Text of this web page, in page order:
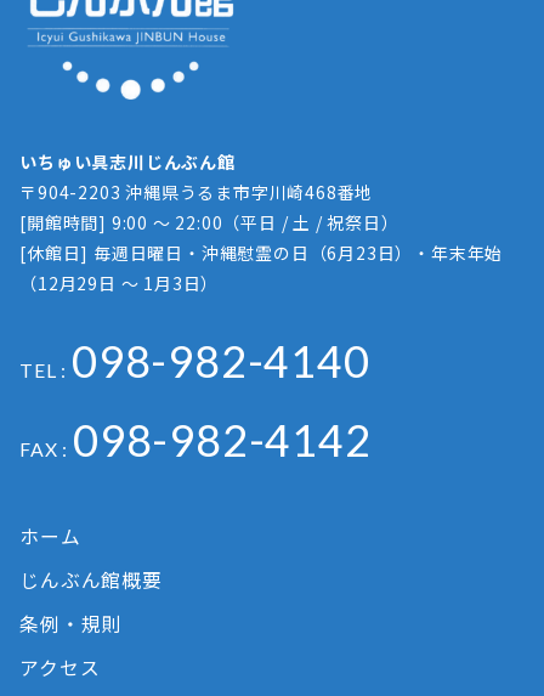
いちゅい具志川じんぶん館
〒904-2203 沖縄県うるま市字川崎468番地
[開館時間] 9:00 ～ 22:00（平日 / 土 / 祝祭日）
[休館日] 毎週日曜日・沖縄慰霊の日（6月23日）・年末年始
（12月29日 ～ 1月3日）
TEL : 098-982-4140
FAX : 098-982-4142
ホーム
じんぶん館概要
条例・規則
アクセス